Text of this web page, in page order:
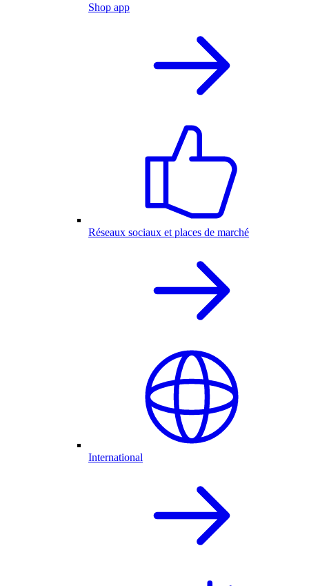
Shop app
Réseaux sociaux et places de marché
International